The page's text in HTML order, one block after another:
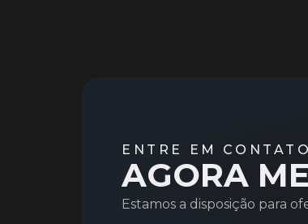
ENTRE EM CONTATO
AGORA
Estamos a disposição para